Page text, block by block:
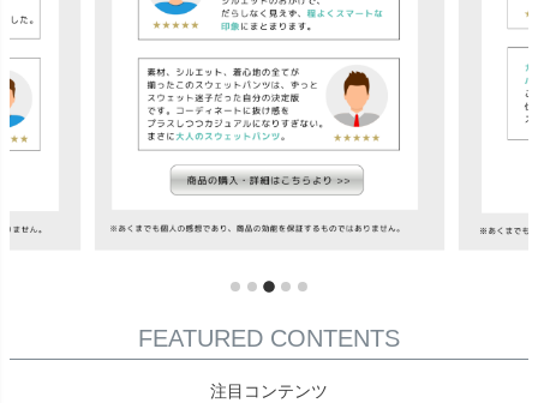
FEATURED CONTENTS
注目コンテンツ